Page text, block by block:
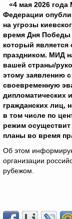
«4 мая 2026
Федерации
на угрозы
время Дня Победы
который
праздником. МИД
вашей страны/
этому заявлению
своевременную
дипломатических
гражданских лиц,
в том числе по
режим осуществит
планы во время
Об этом
организации
рубежом.